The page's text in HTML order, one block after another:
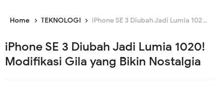
Home TEKNOLOGI iPhone SE 3 Diubah Jadi Lumia 1020! Modifikasi Gila yang Bikin Nostalgia
iPhone SE 3 Diubah Jadi Lumia 1020!
Modifikasi Gila yang Bikin Nostalgia